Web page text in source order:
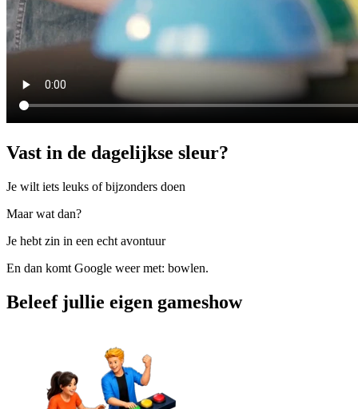
Vast in de dagelijkse sleur?
Je wilt iets leuks of bijzonders doen
Maar wat dan?
Je hebt zin in een echt avontuur
En dan komt Google weer met: bowlen.
Beleef jullie eigen gameshow